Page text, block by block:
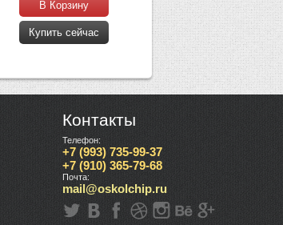
В Корзину
Купить сейчас
Контакты
Телефон:
+7 (993) 735-99-37
+7 (910) 365-79-68
Почта:
mail@oskolchip.ru